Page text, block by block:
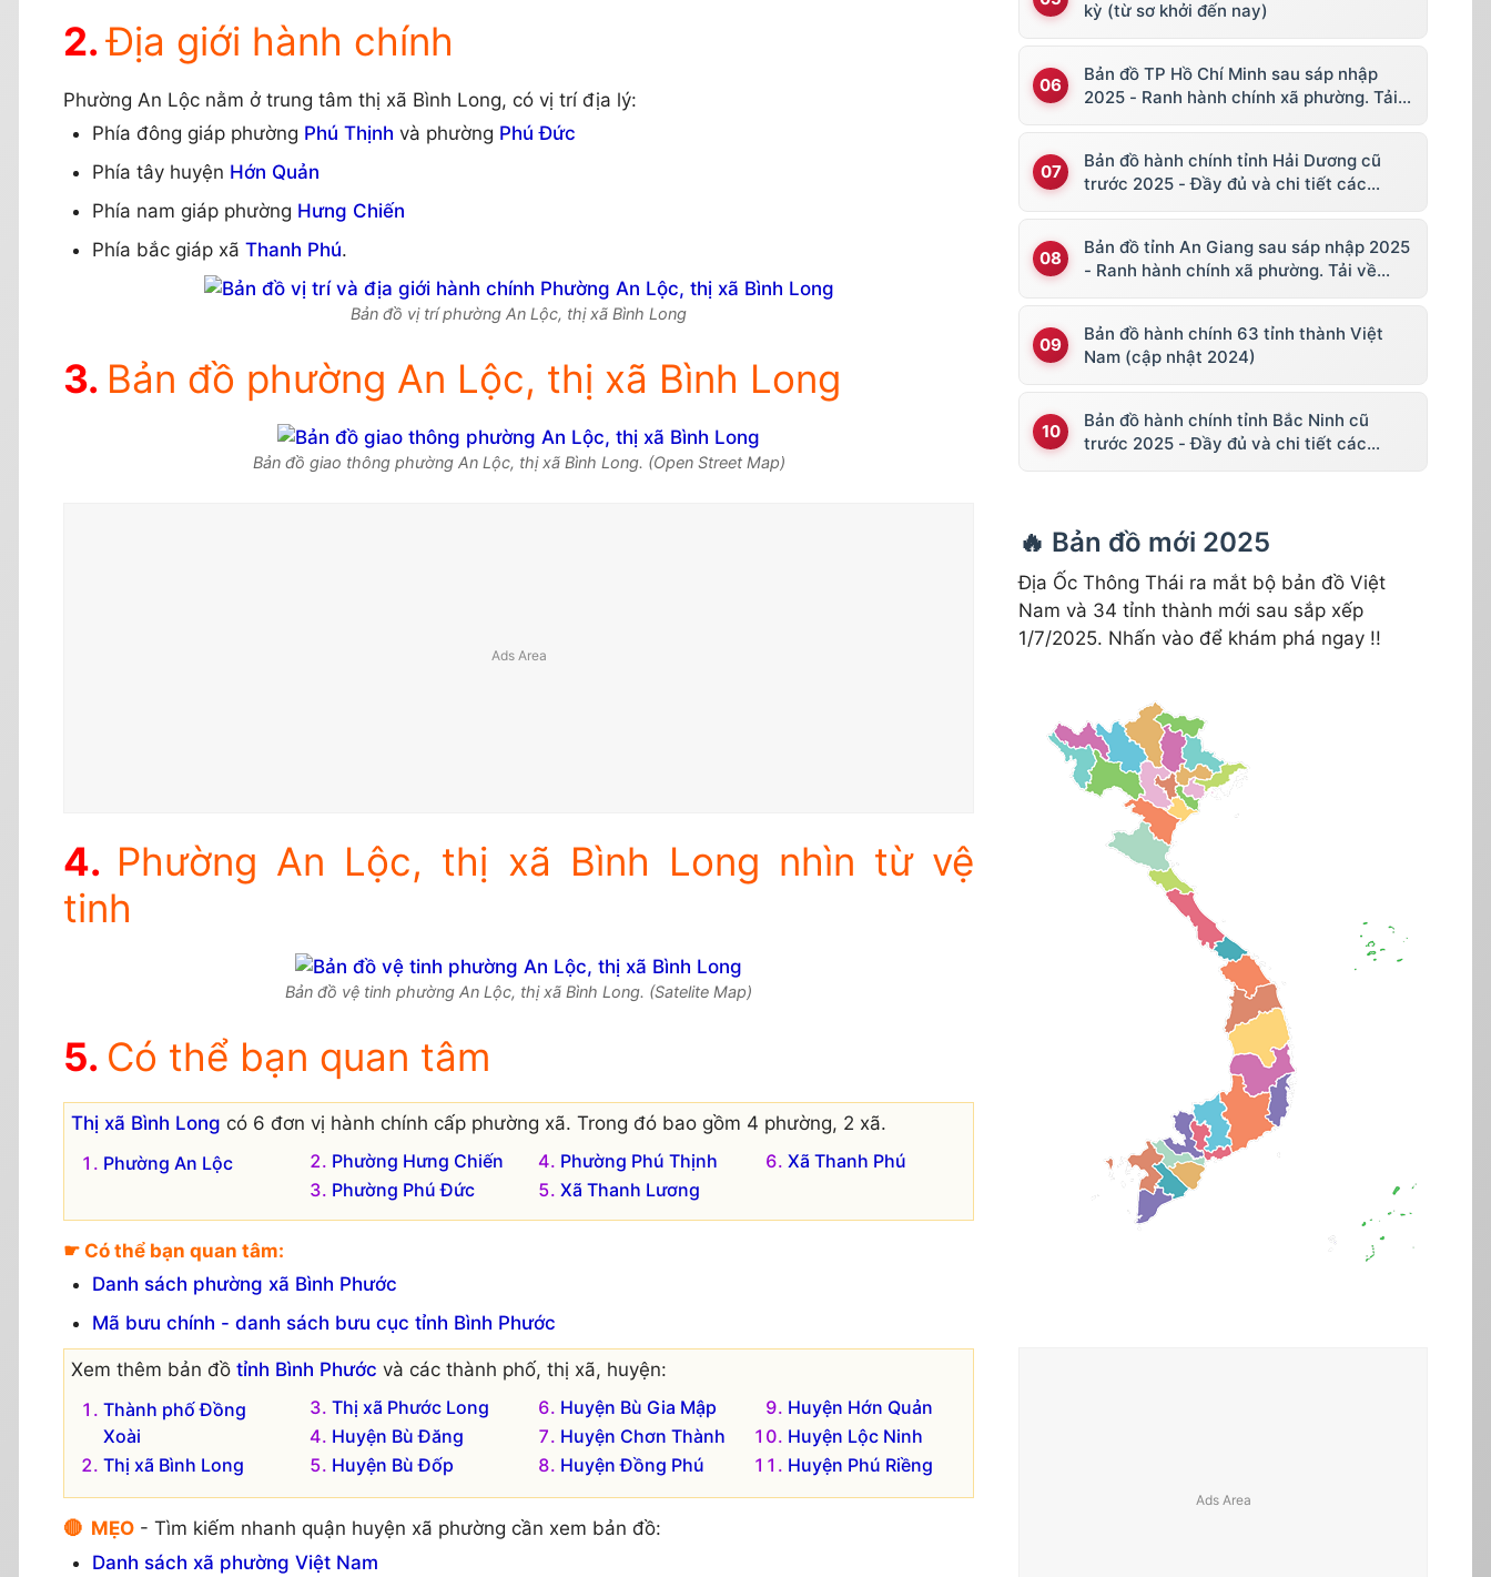
Địa giới hành chính
Phường An Lộc nằm ở trung tâm thị xã Bình Long, có vị trí địa lý:
Phía đông giáp phường Phú Thịnh và phường Phú Đức
Phía tây huyện Hớn Quản
Phía nam giáp phường Hưng Chiến
Phía bắc giáp xã Thanh Phú.
Bản đồ vị trí phường An Lộc, thị xã Bình Long
Bản đồ phường An Lộc, thị xã Bình Long
Bản đồ giao thông phường An Lộc, thị xã Bình Long. (Open Street Map)
Phường An Lộc, thị xã Bình Long nhìn từ vệ
tinh
Bản đồ vệ tinh phường An Lộc, thị xã Bình Long. (Satelite Map)
Có thể bạn quan tâm
Thị xã Bình Long có 6 đơn vị hành chính cấp phường xã. Trong đó bao gồm 4 phường, 2 xã.
Phường An Lộc
Phường Hưng Chiến
Phường Phú Đức
Phường Phú Thịnh
Xã Thanh Lương
Xã Thanh Phú
☛ Có thể bạn quan tâm:
Danh sách phường xã Bình Phước
Mã bưu chính - danh sách bưu cục tỉnh Bình Phước
Xem thêm bản đồ tỉnh Bình Phước và các thành phố, thị xã, huyện:
Thành phố Đồng
Xoài
Thị xã Bình Long
Thị xã Phước Long
Huyện Bù Đăng
Huyện Bù Đốp
Huyện Bù Gia Mập
Huyện Chơn Thành
Huyện Đồng Phú
Huyện Hớn Quản
Huyện Lộc Ninh
Huyện Phú Riềng
🔴 MẸO - Tìm kiếm nhanh quận huyện xã phường cần xem bản đồ:
Danh sách xã phường Việt Nam
kỳ (từ sơ khởi đến nay)
Bản đồ TP Hồ Chí Minh sau sáp nhập
2025 - Ranh hành chính xã phường. Tải
Bản đồ hành chính tỉnh Hải Dương cũ
trước 2025 - Đầy đủ và chi tiết các
Bản đồ tỉnh An Giang sau sáp nhập 2025
- Ranh hành chính xã phường. Tải về
Bản đồ hành chính 63 tỉnh thành Việt
Nam (cập nhật 2024)
Bản đồ hành chính tỉnh Bắc Ninh cũ
trước 2025 - Đầy đủ và chi tiết các
🔥 Bản đồ mới 2025
Địa Ốc Thông Thái ra mắt bộ bản đồ Việt
Nam và 34 tỉnh thành mới sau sắp xếp
1/7/2025. Nhấn vào để khám phá ngay !!